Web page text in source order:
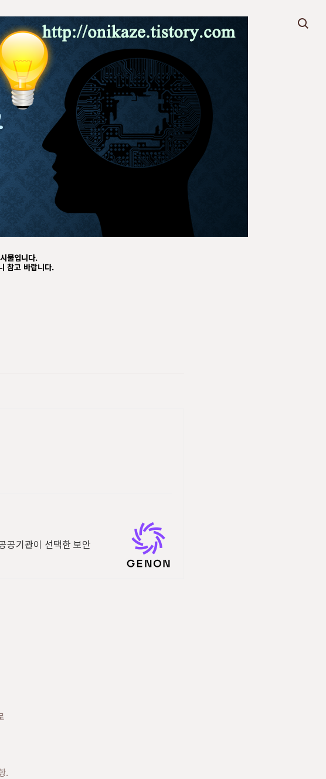
물입니다.
참고 바랍니다.
공기관이 선택한 보안
.